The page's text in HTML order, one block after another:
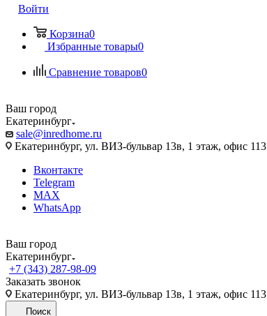
Войти
Корзина0
Избранные товары0
Сравнение товаров0
Ваш город
Екатеринбург
sale@inredhome.ru
Екатеринбург, ул. ВИЗ-бульвар 13в, 1 этаж, офис 113
Вконтакте
Telegram
MAX
WhatsApp
Ваш город
Екатеринбург
+7 (343) 287-98-09
Заказать звонок
Екатеринбург, ул. ВИЗ-бульвар 13в, 1 этаж, офис 113
Поиск